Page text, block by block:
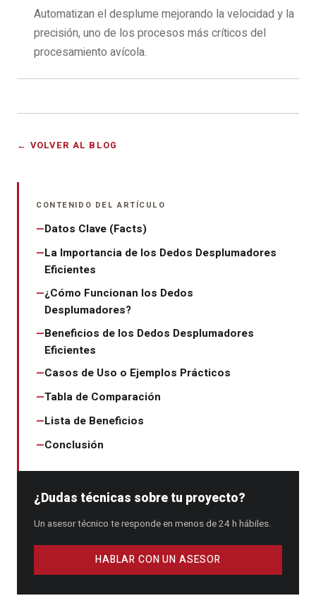
Automatizan el desplume mejorando la velocidad y la
precisión, uno de los procesos más críticos del
procesamiento avícola.
← VOLVER AL BLOG
CONTENIDO DEL ARTÍCULO
Datos Clave (Facts)
La Importancia de los Dedos Desplumadores
Eficientes
¿Cómo Funcionan los Dedos
Desplumadores?
Beneficios de los Dedos Desplumadores
Eficientes
Casos de Uso o Ejemplos Prácticos
Tabla de Comparación
Lista de Beneficios
Conclusión
¿Dudas técnicas sobre tu proyecto?
Un asesor técnico te responde en menos de 24 h hábiles.
HABLAR CON UN ASESOR